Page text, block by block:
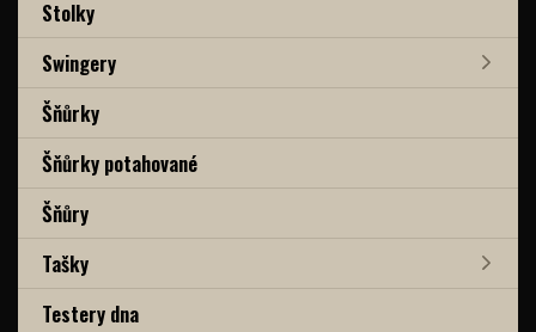
Stolky
Swingery
Šňůrky
Šňůrky potahované
Šňůry
Tašky
Testery dna